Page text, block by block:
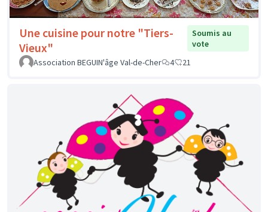
Une cuisine pour notre "Tiers-
Vieux"
Soumis au
vote
Association BEGUIN'âge Val-de-Cher
4 21